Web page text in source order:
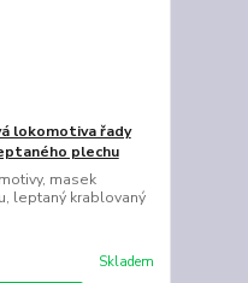
lokomotiva řady
plechu
masek
leptaný krablovaný
Skladem